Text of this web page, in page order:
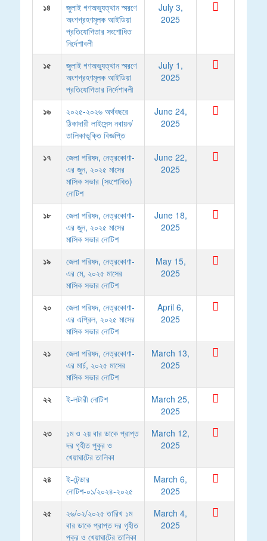
১৪
জুলাই গণঅভ্যুত্থান স্মরণে
অংশগ্রহণমূলক আইডিয়া
প্রতিযোগিতার সংশোধিত
নির্দেশাবলী
July 3,
2025
১৫
জুলাই গণঅভ্যুত্থান স্মরণে
অংশগ্রহণমূলক আইডিয়া
প্রতিযোগিতার নির্দেশাবলী
July 1,
2025
১৬
২০২৫-২০২৬ অর্থবছরে
ঠিকাদারী লাইসেন্স নবায়ন/
তালিকাভূক্তি বিজ্ঞপ্তি
June 24,
2025
১৭
জেলা পরিষদ, নেত্রকোণা-
এর জুন, ২০২৫ মাসের
মাসিক সভার (সংশোধিত)
নোটিশ
June 22,
2025
১৮
জেলা পরিষদ, নেত্রকোণা-
এর জুন, ২০২৫ মাসের
মাসিক সভার নোটিশ
June 18,
2025
১৯
জেলা পরিষদ, নেত্রকোণা-
এর মে, ২০২৫ মাসের
মাসিক সভার নোটিশ
May 15,
2025
২০
জেলা পরিষদ, নেত্রকোণা-
এর এপ্রিল, ২০২৫ মাসের
মাসিক সভার নোটিশ
April 6,
2025
২১
জেলা পরিষদ, নেত্রকোণা-
এর মার্চ, ২০২৫ মাসের
মাসিক সভার নোটিশ
March 13,
2025
২২ ই-লটারী নোটিশ
March 25,
2025
২৩
১ম ও ২য় বার ডাকে প্রাপ্ত
দর গৃহীত পুকুর ও
খেয়াঘাটের তালিকা
March 12,
2025
২৪
ই-টেন্ডার
নোটিশ-০১/২০২৪-২০২৫
March 6,
2025
২৫
২৬/০২/২০২৫ তারিখ ১ম
বার ডাকে প্রাপ্ত দর গৃহীত
পুকুর ও খেয়াঘাটের তালিকা
March 4,
2025